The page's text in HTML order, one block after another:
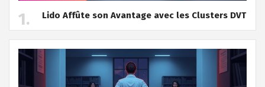
Lido Affûte son Avantage avec les Clusters DVT